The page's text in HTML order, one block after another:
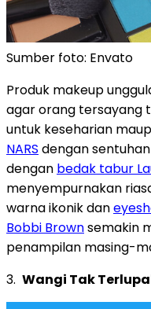
Sumber foto: Envato
Produk makeup
agar orang tersayang
untuk keseharian
NARS dengan
dengan bedak tabur
menyempurnakan
warna ikonik dan
Bobbi Brownsemakin
penampilan masing-
3. Wangi Tak